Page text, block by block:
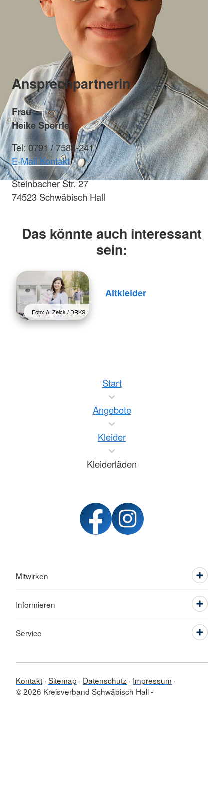
Ansprechpartnerin
Frau
Heike Sperrle
Tel: 0791 / 7588-241
E-Mail Kontakt
Steinbacher Str. 27
74523 Schwäbisch Hall
Das könnte auch interessant
sein:
Foto: A. Zelck / DRKS
Altkleider
Start
Angebote
Kleider
Kleiderläden
Mitwirken
Informieren
Service
Kontakt Sitemap Datenschutz
Impressum
© 2026 Kreisverband Schwäbisch Hall -